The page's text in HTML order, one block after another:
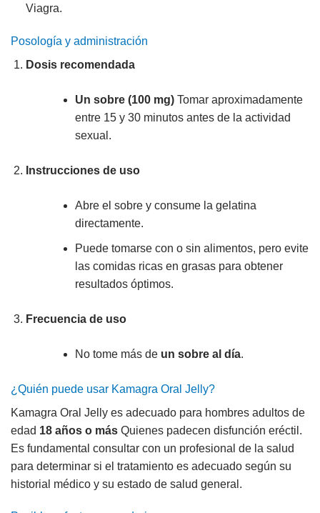
Viagra.
Posología y administración
Dosis recomendada
Un sobre (100 mg)Tomar aproximadamente
entre 15 y 30 minutos antes de la actividad
sexual.
Instrucciones de uso
Abre el sobre y consume la gelatina
directamente.
Puede tomarse con o sin alimentos, pero evite
las comidas ricas en grasas para obtener
resultados óptimos.
Frecuencia de uso
No tome más de un sobre al día.
¿Quién puede usar Kamagra Oral Jelly?
Kamagra Oral Jelly es adecuado para hombres adultos de
edad 18 años o más Quienes padecen disfunción eréctil.
Es fundamental consultar con un profesional de la salud
para determinar si el tratamiento es adecuado según su
historial médico y su estado de salud general.